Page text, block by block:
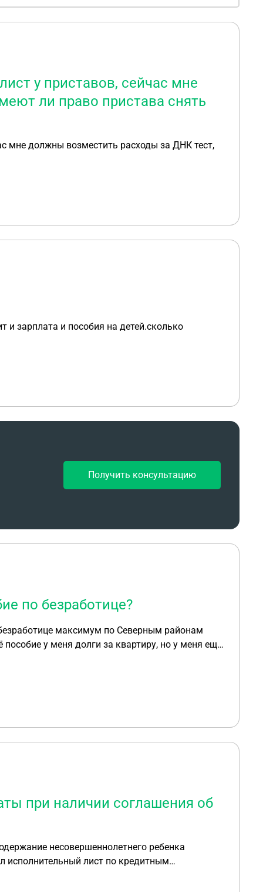
у приставов, сейчас мне
ли право пристава снять
мне должны возместить расходы за ДНК тест,
и зарплата и пособия на детей.сколько
Получить консультацию
по безработице?
максимум по Северным районам
у меня долги за квартиру, но у меня ещё
при наличии соглашения об
несовершеннолетнего ребенка
исполнительный лист по кредитным
буду платить по 70%. Приставы